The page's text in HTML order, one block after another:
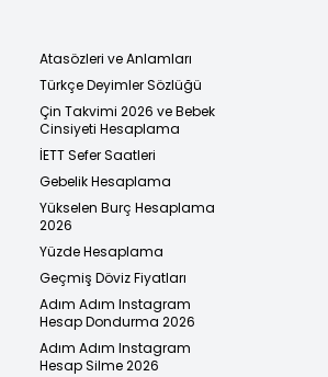
Atasözleri ve Anlamları
Türkçe Deyimler Sözlüğü
Çin Takvimi 2026 ve Bebek
Cinsiyeti Hesaplama
İETT Sefer Saatleri
Gebelik Hesaplama
Yükselen Burç Hesaplama
2026
Yüzde Hesaplama
Geçmiş Döviz Fiyatları
Adım Adım Instagram
Hesap Dondurma 2026
Adım Adım Instagram
Hesap Silme 2026